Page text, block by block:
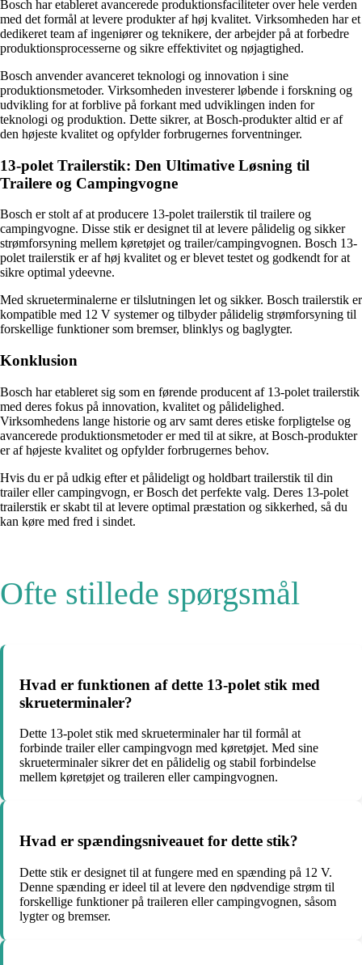
Bosch har etableret avancerede produktionsfaciliteter over hele verden
med det formål at levere produkter af høj kvalitet. Virksomheden har et
dedikeret team af ingeniører og teknikere, der arbejder på at forbedre
produktionsprocesserne og sikre effektivitet og nøjagtighed.
Bosch anvender avanceret teknologi og innovation i sine
produktionsmetoder. Virksomheden investerer løbende i forskning og
udvikling for at forblive på forkant med udviklingen inden for
teknologi og produktion. Dette sikrer, at Bosch-produkter altid er af
den højeste kvalitet og opfylder forbrugernes forventninger.
13-polet Trailerstik: Den Ultimative Løsning til
Trailere og Campingvogne
Bosch er stolt af at producere 13-polet trailerstik til trailere og
campingvogne. Disse stik er designet til at levere pålidelig og sikker
strømforsyning mellem køretøjet og trailer/campingvognen. Bosch 13-
polet trailerstik er af høj kvalitet og er blevet testet og godkendt for at
sikre optimal ydeevne.
Med skrueterminalerne er tilslutningen let og sikker. Bosch trailerstik er
kompatible med 12 V systemer og tilbyder pålidelig strømforsyning til
forskellige funktioner som bremser, blinklys og baglygter.
Konklusion
Bosch har etableret sig som en førende producent af 13-polet trailerstik
med deres fokus på innovation, kvalitet og pålidelighed.
Virksomhedens lange historie og arv samt deres etiske forpligtelse og
avancerede produktionsmetoder er med til at sikre, at Bosch-produkter
er af højeste kvalitet og opfylder forbrugernes behov.
Hvis du er på udkig efter et pålideligt og holdbart trailerstik til din
trailer eller campingvogn, er Bosch det perfekte valg. Deres 13-polet
trailerstik er skabt til at levere optimal præstation og sikkerhed, så du
kan køre med fred i sindet.
Ofte stillede spørgsmål
Hvad er funktionen af dette 13-polet stik med
skrueterminaler?
Dette 13-polet stik med skrueterminaler har til formål at
forbinde trailer eller campingvogn med køretøjet. Med sine
skrueterminaler sikrer det en pålidelig og stabil forbindelse
mellem køretøjet og traileren eller campingvognen.
Hvad er spændingsniveauet for dette stik?
Dette stik er designet til at fungere med en spænding på 12 V.
Denne spænding er ideel til at levere den nødvendige strøm til
forskellige funktioner på traileren eller campingvognen, såsom
lygter og bremser.